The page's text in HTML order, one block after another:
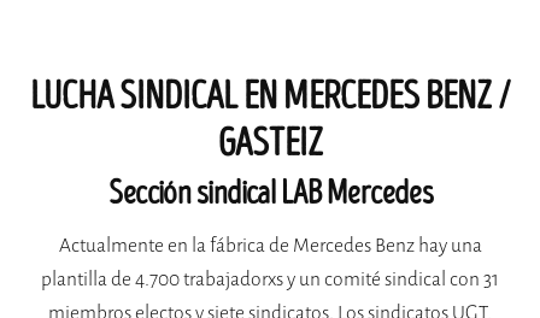
LUCHA SINDICAL EN MERCEDES BENZ /
GASTEIZ
Sección sindical LAB Mercedes
Actualmente en la fábrica de Mercedes Benz hay una
plantilla de 4.700 trabajadorxs y un comité sindical con 31
miembros electos y siete sindicatos. Los sindicatos UGT,